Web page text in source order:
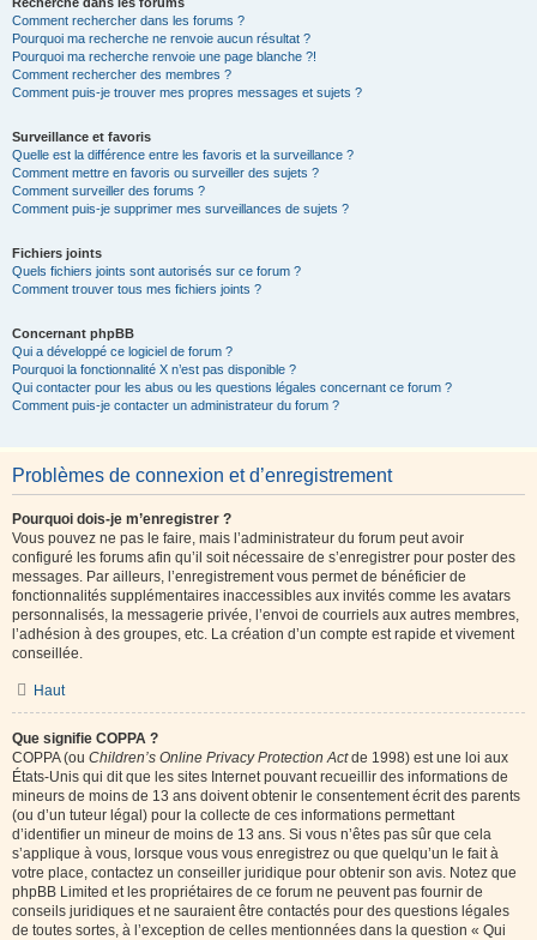
Comment rechercher dans les forums ?
Pourquoi ma recherche ne renvoie aucun résultat ?
Pourquoi ma recherche renvoie une page blanche ?!
Comment rechercher des membres ?
Comment puis-je trouver mes propres messages et sujets ?
Surveillance et favoris
Quelle est la différence entre les favoris et la surveillance ?
Comment mettre en favoris ou surveiller des sujets ?
Comment surveiller des forums ?
Comment puis-je supprimer mes surveillances de sujets ?
Fichiers joints
Quels fichiers joints sont autorisés sur ce forum ?
Comment trouver tous mes fichiers joints ?
Concernant phpBB
Qui a développé ce logiciel de forum ?
Pourquoi la fonctionnalité X n’est pas disponible ?
Qui contacter pour les abus ou les questions légales concernant ce forum ?
Comment puis-je contacter un administrateur du forum ?
Problèmes de connexion et d’enregistrement
Pourquoi dois-je m’enregistrer ?
Vous pouvez ne pas le faire, mais l’administrateur du forum peut avoir
configuré les forums afin qu’il soit nécessaire de s’enregistrer pour poster des
messages. Par ailleurs, l’enregistrement vous permet de bénéficier de
fonctionnalités supplémentaires inaccessibles aux invités comme les avatars
personnalisés, la messagerie privée, l’envoi de courriels aux autres membres,
l’adhésion à des groupes, etc. La création d’un compte est rapide et vivement
conseillée.
Haut
Que signifie COPPA ?
COPPA (ou Children’s Online Privacy Protection Actde 1998) est une loi aux
États-Unis qui dit que les sites Internet pouvant recueillir des informations de
mineurs de moins de 13 ans doivent obtenir le consentement écrit des parents
(ou d’un tuteur légal) pour la collecte de ces informations permettant
d’identifier un mineur de moins de 13 ans. Si vous n’êtes pas sûr que cela
s’applique à vous, lorsque vous vous enregistrez ou que quelqu’un le fait à
votre place, contactez un conseiller juridique pour obtenir son avis. Notez que
phpBB Limited et les propriétaires de ce forum ne peuvent pas fournir de
conseils juridiques et ne sauraient être contactés pour des questions légales
de toutes sortes, à l’exception de celles mentionnées dans la question « Qui